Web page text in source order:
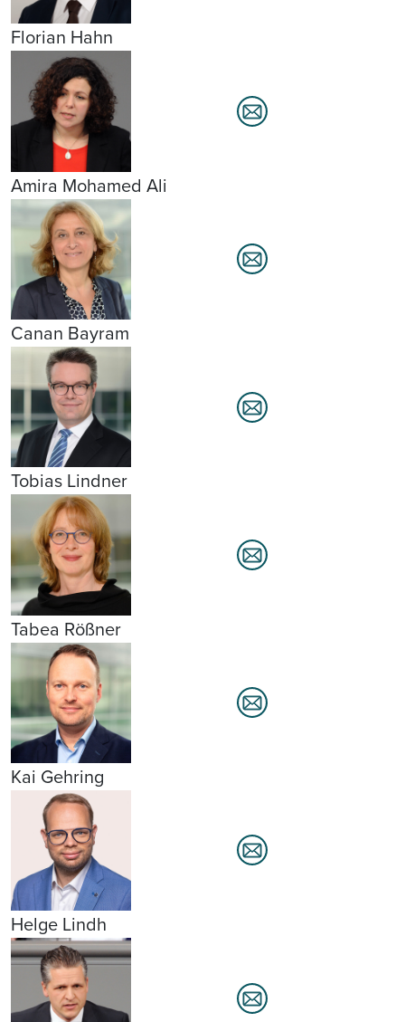
Florian Hahn
Amira Mohamed Ali
Canan Bayram
Tobias Lindner
Tabea Rößner
Kai Gehring
Helge Lindh